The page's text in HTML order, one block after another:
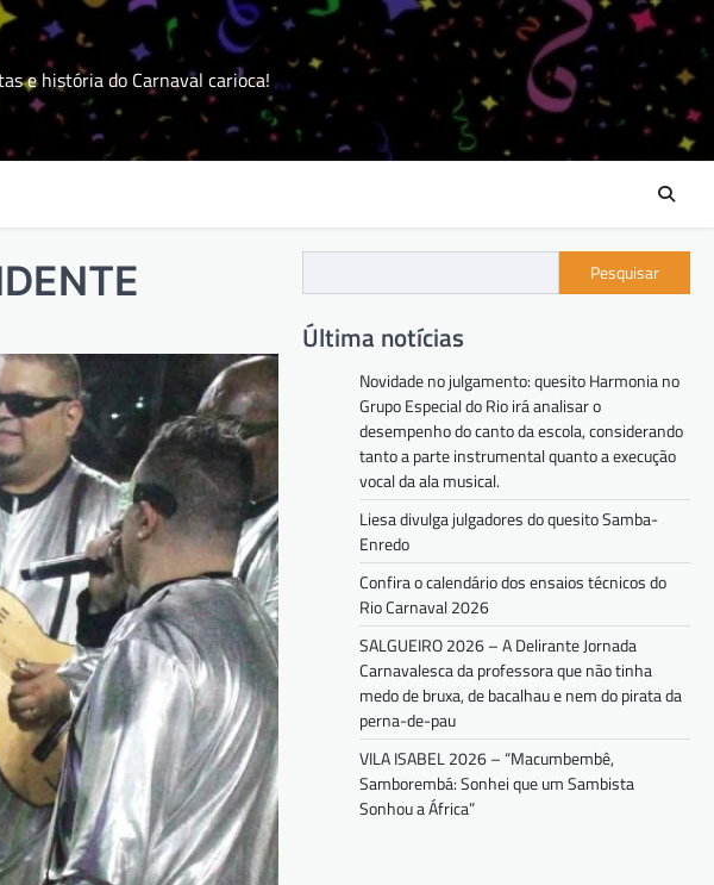
e história do Carnaval carioca!
Pesquisar
Última notícias
Novidade no julgamento: quesito Harmonia no
Grupo Especial do Rio irá analisar o
desempenho do canto da escola, considerando
tanto a parte instrumental quanto a execução
vocal da ala musical.
Liesa divulga julgadores do quesito Samba-
Enredo
Confira o calendário dos ensaios técnicos do
Rio Carnaval 2026
SALGUEIRO 2026 – A Delirante Jornada
Carnavalesca da professora que não tinha
medo de bruxa, de bacalhau e nem do pirata da
perna-de-pau
VILA ISABEL 2026 – “Macumbembê,
Samborembá: Sonhei que um Sambista
Sonhou a África”